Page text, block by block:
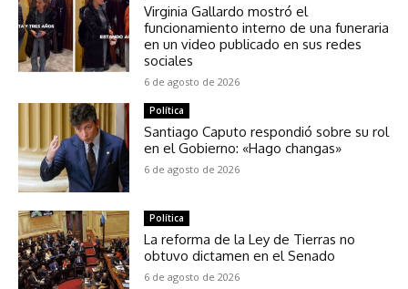
Virginia Gallardo mostró el
funcionamiento interno de una funeraria
en un video publicado en sus redes
sociales
6 de agosto de 2026
Política
Santiago Caputo respondió sobre su rol
en el Gobierno: «Hago changas»
6 de agosto de 2026
Política
La reforma de la Ley de Tierras no
obtuvo dictamen en el Senado
6 de agosto de 2026